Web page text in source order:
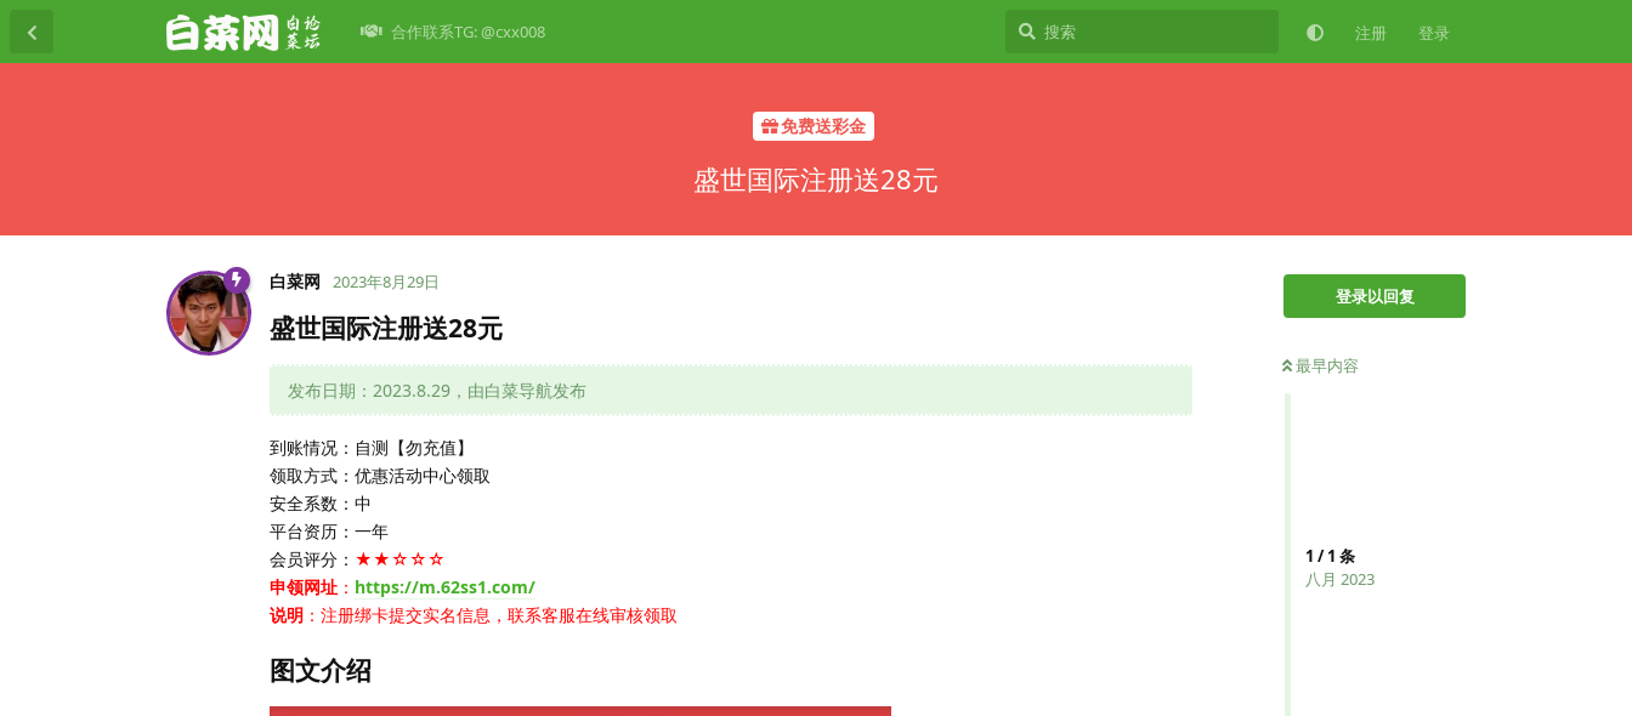
合作联系TG: @cxx008 注册 登录
免费送彩金
盛世国际注册送28元
登录以回复
最早内容
1 /1 条
八月 2023
白菜网 2023年8月29日
盛世国际注册送28元
发布日期：2023.8.29，由白菜导航发布
到账情况：自测【勿充值】
领取方式：优惠活动中心领取
安全系数：中
平台资历：一年
会员评分： ★★☆☆☆
申领网址 ： https://m.62ss1.com/
说明 ：注册绑卡提交实名信息，联系客服在线审核领取
图文介绍